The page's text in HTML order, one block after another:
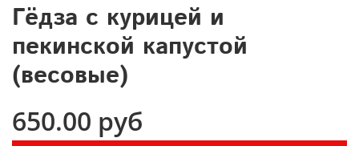
Гёдза с курицей и
пекинской капустой
(весовые)
650.00 руб